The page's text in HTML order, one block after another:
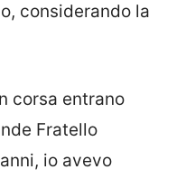
considerando la
corsa entrano
Fratello
io avevo